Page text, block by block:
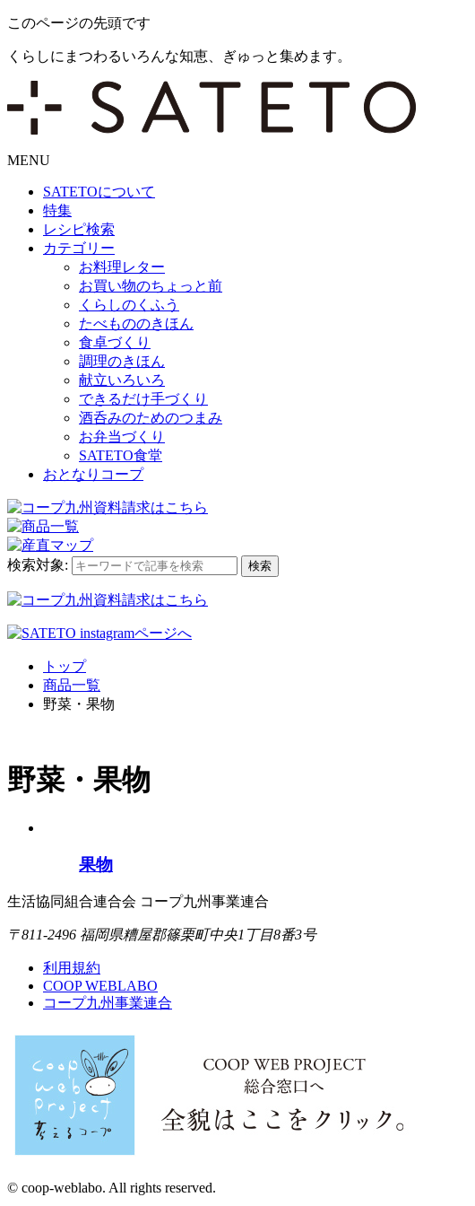
このページの先頭です
くらしにまつわるいろんな知恵、ぎゅっと集めます。
MENU
SATETOについて
特集
レシピ検索
カテゴリー
お料理レター
お買い物のちょっと前
くらしのくふう
たべもののきほん
食卓づくり
調理のきほん
献立いろいろ
できるだけ手づくり
酒呑みのためのつまみ
お弁当づくり
SATETO食堂
おとなりコープ
検索対象: 検索
トップ
商品一覧
野菜・果物
野菜・果物
果物
生活協同組合連合会 コープ九州事業連合
〒811-2496 福岡県糟屋郡篠栗町中央1丁目8番3号
利用規約
COOP WEBLABO
コープ九州事業連合
© coop-weblabo. All rights reserved.